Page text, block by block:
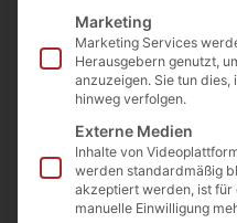
Endlich Montag!
(Teil 1)
Marketing
Marketing Services
Herausgebern genutzt,
anzuzeigen. Sie tun
hinweg verfolgen.
Externe Medien
Inhalte von
werden standardmäßig
akzeptiert werden, ist für
manuelle Einwilligung